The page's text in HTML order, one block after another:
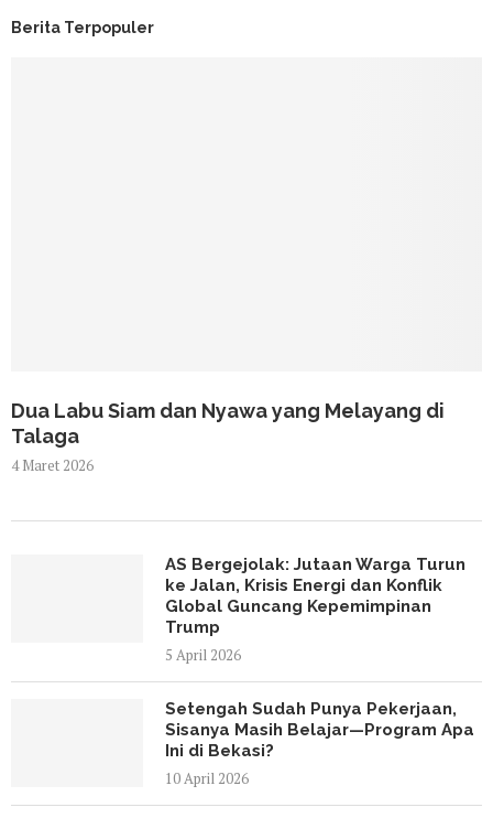
Berita Terpopuler
Dua Labu Siam dan Nyawa yang Melayang di
Talaga
4 Maret 2026
AS Bergejolak: Jutaan Warga Turun
ke Jalan, Krisis Energi dan Konflik
Global Guncang Kepemimpinan
Trump
5 April 2026
Setengah Sudah Punya Pekerjaan,
Sisanya Masih Belajar—Program Apa
Ini di Bekasi?
10 April 2026